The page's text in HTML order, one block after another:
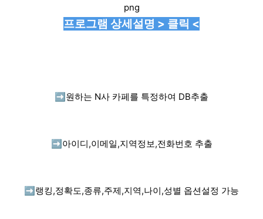
프로그램 상세설명 > 클릭 <
➡️ 원하는 N사 카페를 특정하여 DB추출
➡️ 아이디,이메일,지역정보,전화번호 추출
➡️ 랭킹,정확도,종류,주제,지역,나이,성별 옵션설정 가능